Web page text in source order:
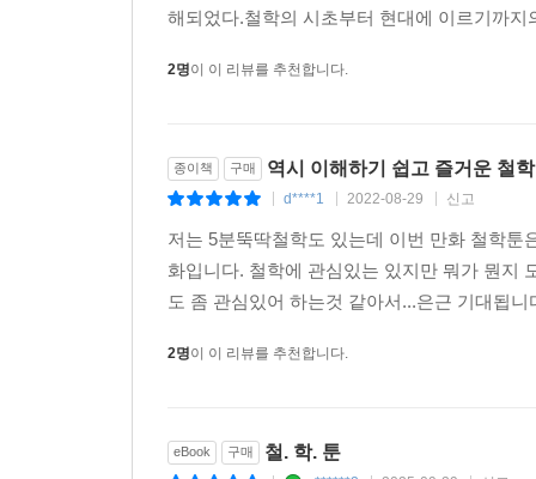
m********
해되었다.철학의 시초부터 현대에 이르기까
2명이 이 리뷰를 추천합니다.
종이책 구매 역시 이해하기 쉽고 즐거운 철
d****1 2022-08-29 신고
저는 5분뚝딱철학도 있는데 이번 만화 철학
화입니다. 철학에 관심있는 있지만 뭐가 뭔지
도 좀 관심있어 하는것 같아서...은근 기대됩
2명이 이 리뷰를 추천합니다.
eBook 구매 철. 학. 툰